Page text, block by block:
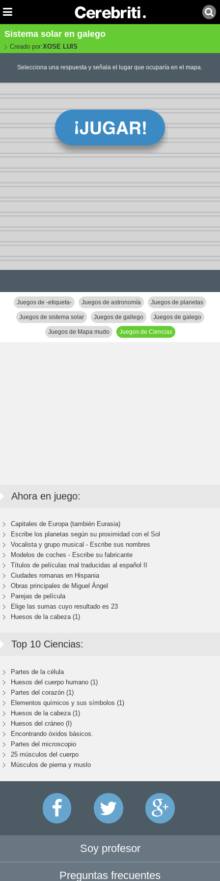
Sistema solar en galego
Creado por:XOSE LUIS
Selecciona una respuesta y señala el lugar que ocuparía en el mapa.
Juegos de -etiqueta- Juegos de astronomía Juegos de planetas
Juegos de sistema solar Juegos de gallego Juegos de galego
Juegos de Mapa mudo Juegos de Ciencias
Ahora en juego:
Capitales de Europa (también Eurasia)
Escribe los planetas según su proximidad con el Sol
Vocalista y grupo musical - Escribe sus nombres
Modelos de coches - Escribe su fabricante
Títulos de películas mal traducidas al español II
Ciudades romanas en Hispania
Obras principales de Miguel Ángel
Parejas de película
Elige las sumas cuyo resultado es 23
Huesos de la cabeza (1)
Top 10 Ciencias:
Partes de la célula
Huesos del cuerpo humano (1)
Partes del corazón (1)
Elementos químicos y sus símbolos (1)
Huesos de la cabeza (1)
Huesos del cráneo (I)
Encontrando óxidos básicos.
Partes del microscopio
25 músculos del cuerpo
Músculos de pierna y muslo
Soy profesor
Preguntas frecuentes